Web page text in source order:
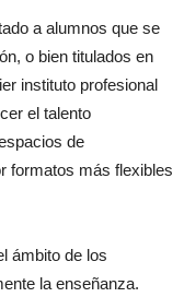
a alumnos que se
o bien titulados en
instituto profesional
el talento
de
formatos más flexibles
ámbito de los
la enseñanza.